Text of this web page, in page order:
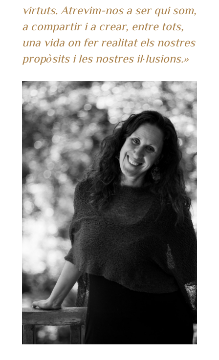
virtuts. Atrevim-nos a ser qui som,
a compartir i a crear, entre tots,
una vida on fer realitat els nostres
propòsits i les nostres il·lusions.»